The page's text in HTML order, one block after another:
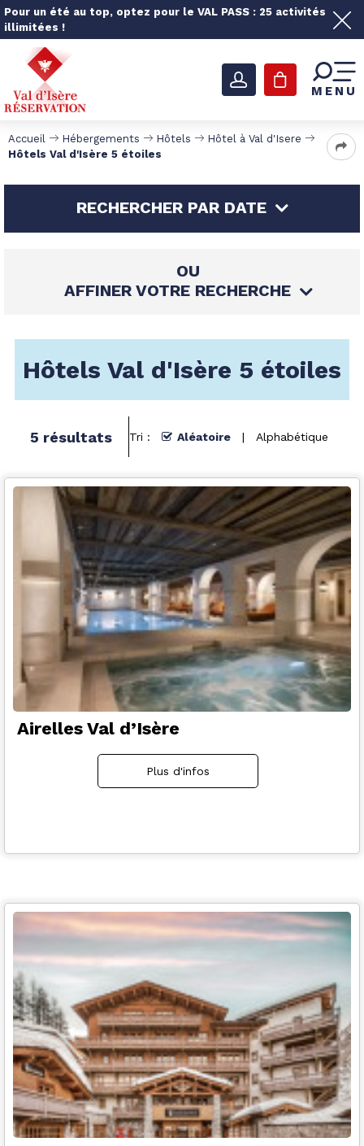
Pour un été au top, optez pour le VAL PASS : 25 activités
illimitées !
MENU
Accueil Hébergements Hôtels
Hôtel à Val d'Isere
Hôtels Val d'Isère 5 étoiles
RECHERCHER PAR DATE
OU
AFFINER VOTRE RECHERCHE
Hôtels Val d'Isère 5 étoiles
5 résultats Tri : Aléatoire Alphabétique
Airelles Val d’Isère
Plus d'infos